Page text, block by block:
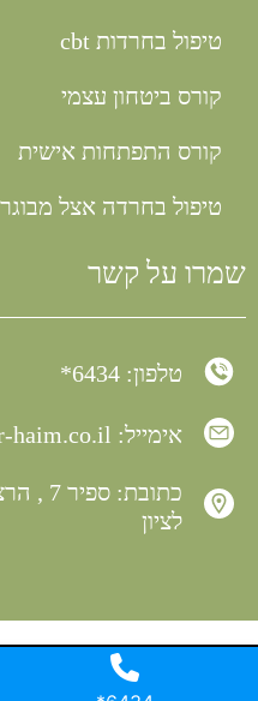
טיפול בחרדות cbt
קורס ביטחון עצמי
קורס התפתחות אישית
טיפול בחרדה אצל
שמרו על קשר
טלפון: 6434*
אימייל: haim.co.il
לציון